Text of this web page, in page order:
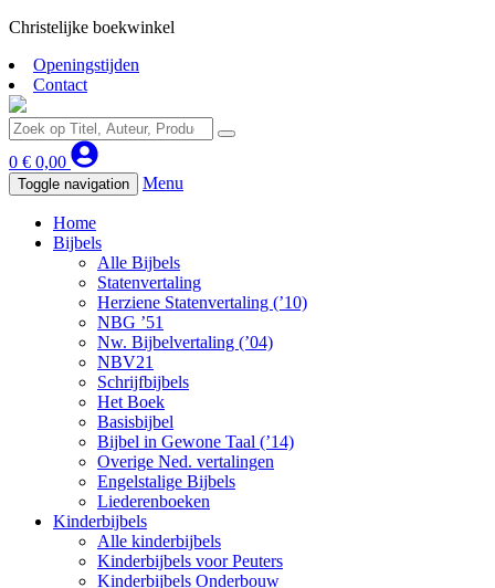
Christelijke boekwinkel
Openingstijden
Contact
0 € 0,00
Toggle navigation Menu
Home
Bijbels
Alle Bijbels
Statenvertaling
Herziene Statenvertaling (’10)
NBG ’51
Nw. Bijbelvertaling (’04)
NBV21
Schrijfbijbels
Het Boek
Basisbijbel
Bijbel in Gewone Taal (’14)
Overige Ned. vertalingen
Engelstalige Bijbels
Liederenboeken
Kinderbijbels
Alle kinderbijbels
Kinderbijbels voor Peuters
Kinderbijbels Onderbouw